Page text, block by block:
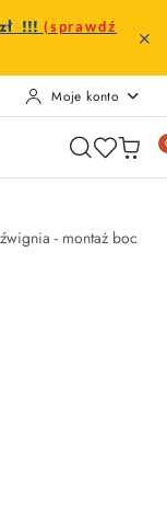
!!! (sprawdź
Moje konto
- montaż boc